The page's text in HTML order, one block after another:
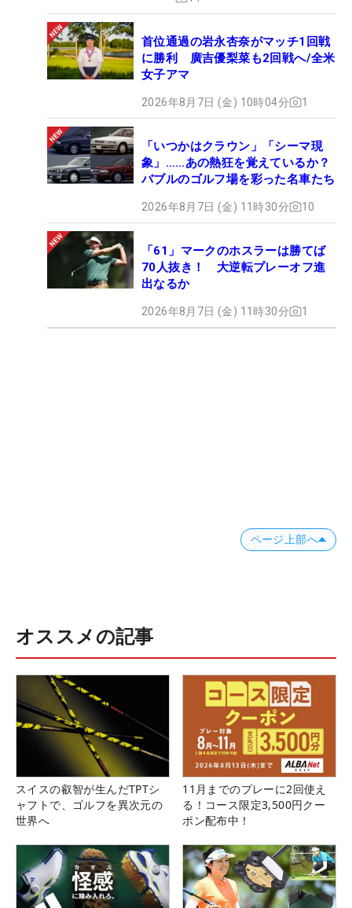
首位通過の岩永杏奈がマッチ1回戦
に勝利 廣吉優梨菜も2回戦へ/全米
女子アマ
2026年8月7日 (金) 10時04分 1
「いつかはクラウン」「シーマ現
象」……あの熱狂を覚えているか？
バブルのゴルフ場を彩った名車たち
2026年8月7日 (金) 11時30分 10
「61」マークのホスラーは勝てば
70人抜き！ 大逆転プレーオフ進
出なるか
2026年8月7日 (金) 11時30分 1
ページ上部へ
オススメの記事
スイスの叡智が生んだTPTシ
ャフトで、ゴルフを異次元の
世界へ
11月までのプレーに2回使え
る！コース限定3,500円クー
ポン配布中！